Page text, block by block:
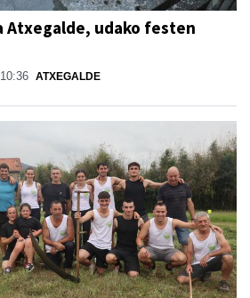
Atxegalde, udako festen
ATXEGALDE